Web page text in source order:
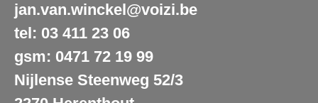
jan.van.winckel@voizi.be
tel: 03 411 23 06
gsm: 0471 72 19 99
Nijlense Steenweg 52/3